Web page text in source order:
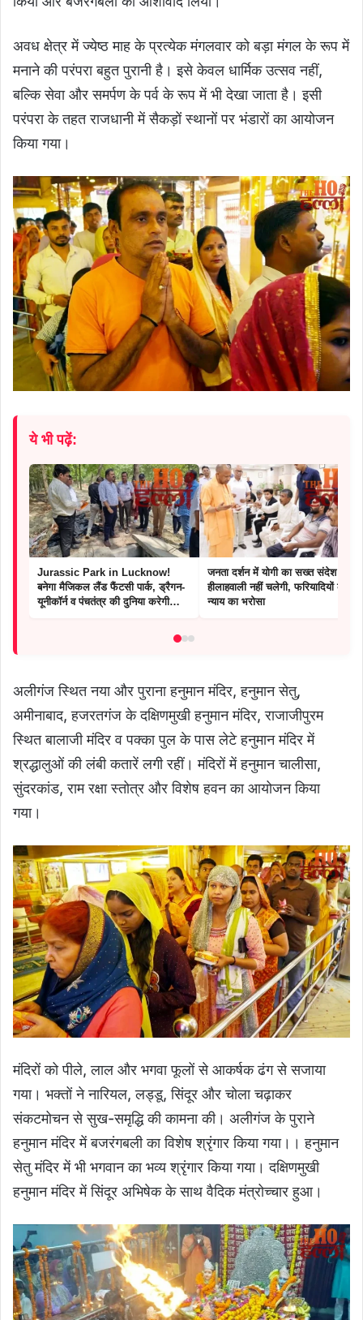
अवध क्षेत्र में ज्येष्ठ माह के प्रत्येक मंगलवार को बड़ा मंगल के रूप में
मनाने की परंपरा बहुत पुरानी है। इसे केवल धार्मिक उत्सव नहीं,
बल्कि सेवा और समर्पण के पर्व के रूप में भी देखा जाता है। इसी
परंपरा के तहत राजधानी में सैकड़ों स्थानों पर भंडारों का आयोजन
किया गया।
ये भी पढ़ें:
Jurassic Park in Lucknow!
बनेगा मैजिकल लैंड फैंटसी पार्क, ड्रैगन-
यूनीकॉर्न व पंचतंत्र की दुनिया करेगी
जनता दर्शन में योगी का सख्त संदेश :
हीलाहवाली नहीं चलेगी, फरियादियों को
न्याय का भरोसा
अलीगंज स्थित नया और पुराना हनुमान मंदिर, हनुमान सेतु,
अमीनाबाद, हजरतगंज के दक्षिणमुखी हनुमान मंदिर, राजाजीपुरम
स्थित बालाजी मंदिर व पक्का पुल के पास लेटे हनुमान मंदिर में
श्रद्धालुओं की लंबी कतारें लगी रहीं। मंदिरों में हनुमान चालीसा,
सुंदरकांड, राम रक्षा स्तोत्र और विशेष हवन का आयोजन किया
गया।
मंदिरों को पीले, लाल और भगवा फूलों से आकर्षक ढंग से सजाया
गया। भक्तों ने नारियल, लड्डू, सिंदूर और चोला चढ़ाकर
संकटमोचन से सुख-समृद्धि की कामना की। अलीगंज के पुराने
हनुमान मंदिर में बजरंगबली का विशेष श्रृंगार किया गया।। हनुमान
सेतु मंदिर में भी भगवान का भव्य श्रृंगार किया गया। दक्षिणमुखी
हनुमान मंदिर में सिंदूर अभिषेक के साथ वैदिक मंत्रोच्चार हुआ।